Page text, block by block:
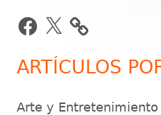
lateral
Facebook
X
ARTÍCULOS
Arte y Entretenimiento